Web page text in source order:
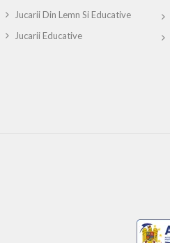
Jucarii Din Lemn Si Educative
Jucarii Educative